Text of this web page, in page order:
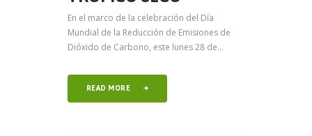
En el marco de la celebración del Día
Mundial de la Reducción de Emisiones de
Dióxido de Carbono, este lunes 28 de...
READ MORE